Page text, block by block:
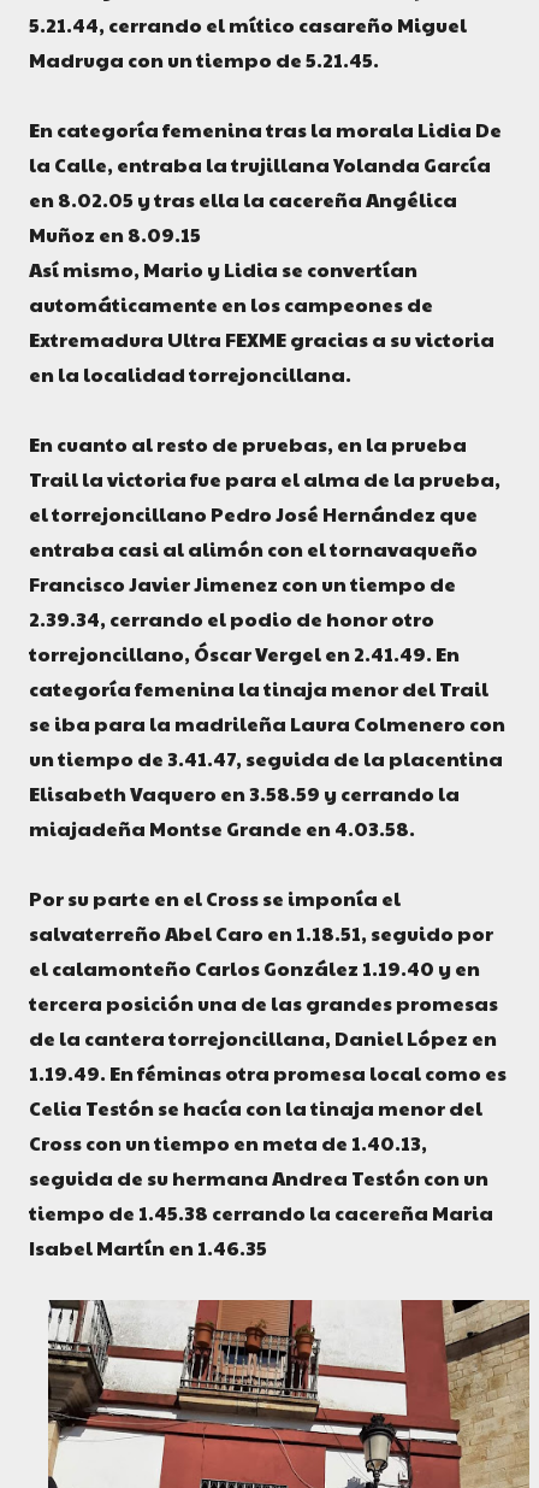
5.21.44, cerrando el mítico casareño Miguel
Madruga con un tiempo de 5.21.45.
En categoría femenina tras la morala Lidia De
la Calle, entraba la trujillana Yolanda García
en 8.02.05 y tras ella la cacereña Angélica
Muñoz en 8.09.15
Así mismo, Mario y Lidia se convertían
automáticamente en los campeones de
Extremadura Ultra FEXME gracias a su victoria
en la localidad torrejoncillana.
En cuanto al resto de pruebas, en la prueba
Trail la victoria fue para el alma de la prueba,
el torrejoncillano Pedro José Hernández que
entraba casi al alimón con el tornavaqueño
Francisco Javier Jimenez con un tiempo de
2.39.34, cerrando el podio de honor otro
torrejoncillano, Óscar Vergel en 2.41.49. En
categoría femenina la tinaja menor del Trail
se iba para la madrileña Laura Colmenero con
un tiempo de 3.41.47, seguida de la placentina
Elisabeth Vaquero en 3.58.59 y cerrando la
miajadeña Montse Grande en 4.03.58.
Por su parte en el Cross se imponía el
salvaterreño Abel Caro en 1.18.51, seguido por
el calamonteño Carlos González 1.19.40 y en
tercera posición una de las grandes promesas
de la cantera torrejoncillana, Daniel López en
1.19.49. En féminas otra promesa local como es
Celia Testón se hacía con la tinaja menor del
Cross con un tiempo en meta de 1.40.13,
seguida de su hermana Andrea Testón con un
tiempo de 1.45.38 cerrando la cacereña Maria
Isabel Martín en 1.46.35